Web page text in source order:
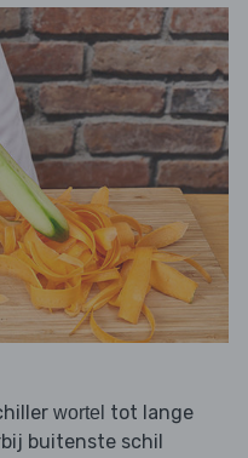
wortel tot lange
buitenste schil